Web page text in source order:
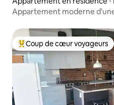
Appartement moderne
Coups de cœur voyageurs les
Coup de cœur voyageurs